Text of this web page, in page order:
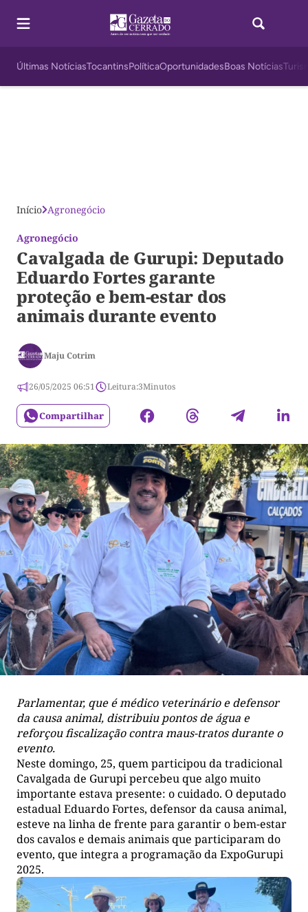
Últimas NotíciasTocantinsPolíticaOportunidadesBoas Notícias
Início Agronegócio
Agronegócio
Cavalgada de Gurupi: Deputado
Eduardo Fortes garante
proteção e bem-estar dos
animais durante evento
Maju Cotrim
26/05/2025 06:51 Leitura:3Minutos
Compartilhar
Parlamentar, que é médico veterinário e defensor
da causa animal, distribuiu pontos de água e
reforçou fiscalização contra maus-tratos durante o
evento.
Neste domingo, 25, quem participou da tradicional
Cavalgada de Gurupi percebeu que algo muito
importante estava presente: o cuidado. O deputado
estadual Eduardo Fortes, defensor da causa animal,
esteve na linha de frente para garantir o bem-estar
dos cavalos e demais animais que participaram do
evento, que integra a programação da ExpoGurupi
2025.